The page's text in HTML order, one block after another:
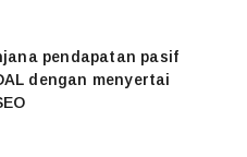
pendapatan pasif
dengan menyertai